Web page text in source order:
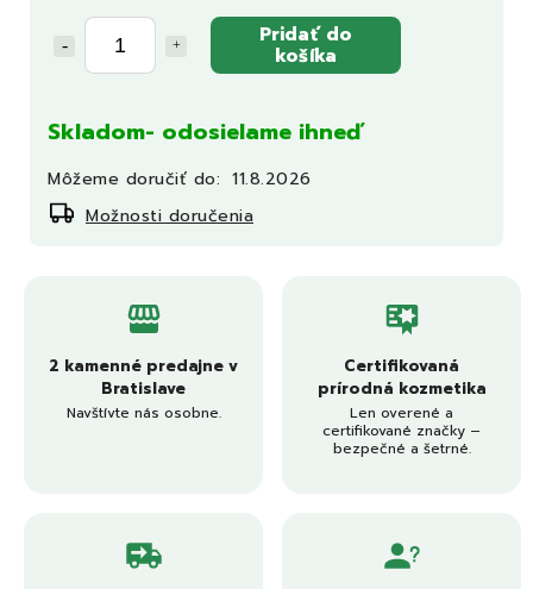
Pridať do
košíka
Skladom- odosielame ihneď
Môžeme doručiť do: 11.8.2026
Možnosti doručenia
2 kamenné predajne v
Bratislave
Navštívte nás osobne.
Certifikovaná
prírodná kozmetika
Len overené a
certifikované značky –
bezpečné a šetrné.